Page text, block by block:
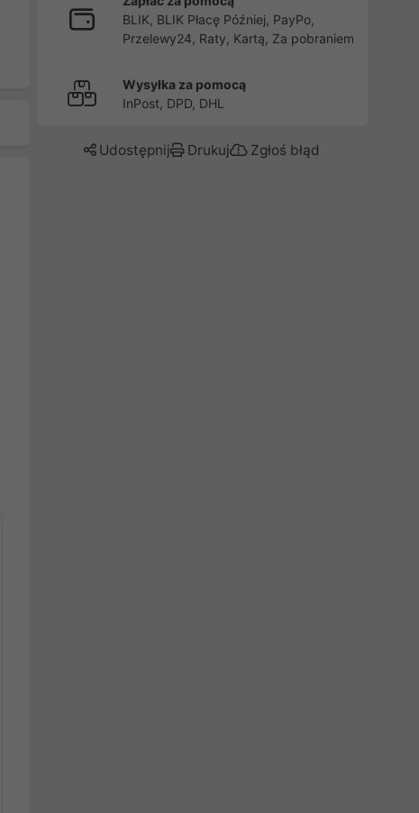
BLIK, BLIK Płacę Później, PayPo,
Przelewy24, Raty, Kartą, Za pobraniem
Wysyłka za pomocą
InPost, DPD, DHL
Udostępnij Drukuj Zgłoś błąd